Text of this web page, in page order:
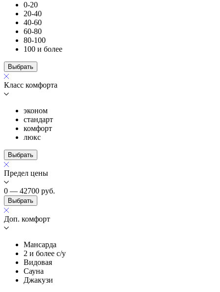
0-20
20-40
40-60
60-80
80-100
100 и более
Выбрать
Класс комфорта
эконом
стандарт
комфорт
люкс
Выбрать
Предел цены
0 — 42700 руб.
Выбрать
Доп. комфорт
Мансарда
2 и более с/у
Видовая
Сауна
Джакузи